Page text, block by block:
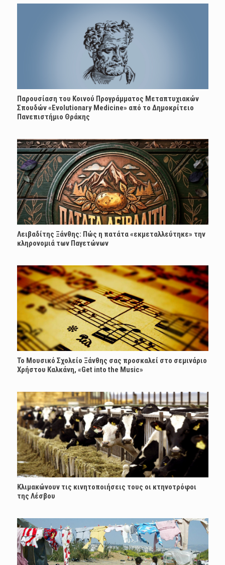
Παρουσίαση του Κοινού Προγράμματος Μεταπτυχιακών
Σπουδών «Evolutionary Medicine» από το Δημοκρίτειο
Πανεπιστήμιο Θράκης
Λειβαδίτης Ξάνθης: Πώς η πατάτα «εκμεταλλεύτηκε» την
κληρονομιά των Παγετώνων
Το Μουσικό Σχολείο Ξάνθης σας προσκαλεί στο σεμινάριο
Χρήστου Καλκάνη, «Get into the Music»
Κλιμακώνουν τις κινητοποιήσεις τους οι κτηνοτρόφοι
της Λέσβου